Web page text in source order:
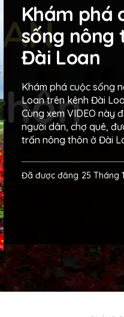
Khám phá
sống nông
Đài Loan
Khám phá cuộc sống
Loan trên kênh Đài
Cùng xem VIDEO này
người dân, chợ quê,
trấn nông thôn ở Đài
Đã được đăng 25 Tháng